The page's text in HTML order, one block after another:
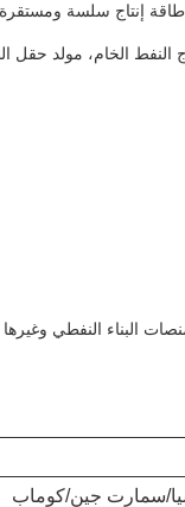
الخام، مولد حقل
البناء النفطي
سمارت جين/كوماب